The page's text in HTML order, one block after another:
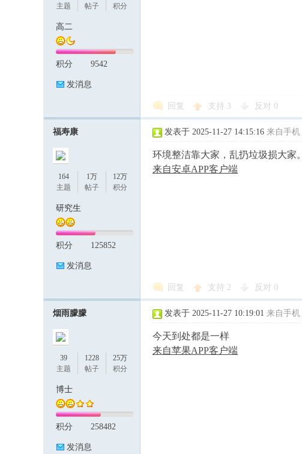
主题
帖子
积分
高二
积分 9542
发消息
回复 支持 3 反对 0
福寿康
164
主题
1万
帖子
12万
积分
研究生
积分 125852
发消息
发表于 2025-11-27 14:15:16 来自手机
环境整洁靠大家，乱扔垃圾损大家。
来自安卓APP客户端
回复 支持 2 反对 0
烟雨朦朦
39
主题
1228
帖子
25万
积分
博士
积分 258482
发消息
发表于 2025-11-27 10:19:01 来自手机
今天到处都是一样
来自苹果APP客户端